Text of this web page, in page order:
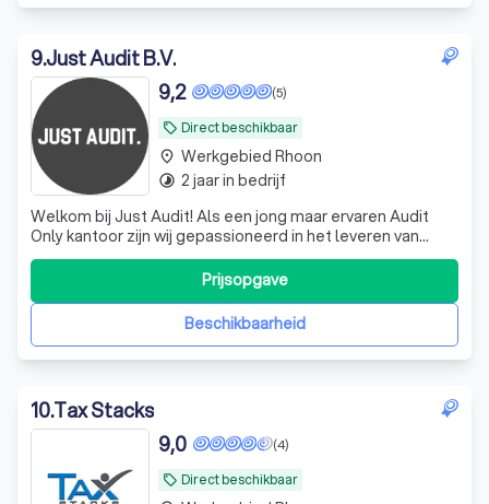
9.Just Audit B.V.
local_offer Direct beschikbaar
(5)
9,2
Welkom bij Just Audit! Als een jong maar ervaren Audit
Only kantoor zijn wij gepassioneerd in het leveren van
ongeëvenaarde audit- en assurance-diensten aan onze
diverse klantenkring. Ons team van hoogopgeleide
professionals combineert diepgaande expertise met een
toegewijde klantgerichte aanpak om
Beschikbaarheid
Prijsopgave
place Werkgebied Rhoon
timelapse 2 jaar in bedrijf
10.Tax Stacks
local_offer Direct beschikbaar
(4)
9,0